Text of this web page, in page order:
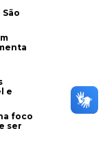
e
foco
ser